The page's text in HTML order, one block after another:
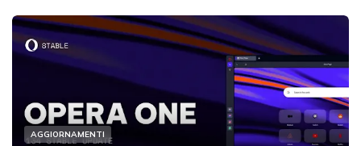
AGGIORNAMENTI